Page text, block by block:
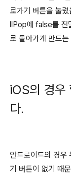
로가기 버튼을 눌
llPop에 false를 전
로 돌아가게 만드는
iOS의 경우
다.
안드로이드의 경우
기 버튼이 없기 때